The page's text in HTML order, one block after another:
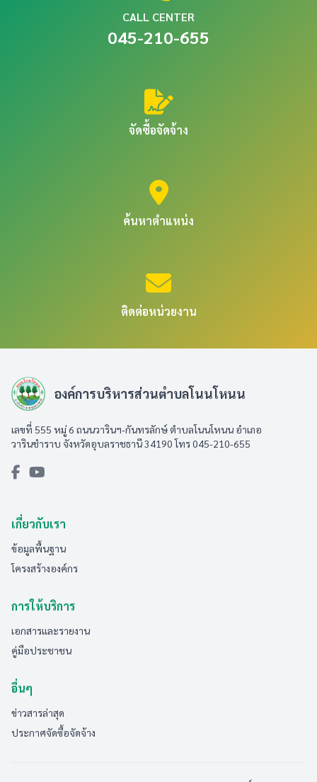
CALL CENTER
045-210-655
จัดซื้อจัดจ้าง
ค้นหาตำแหน่ง
ติดต่อหน่วยงาน
องค์การบริหารส่วนตำบลโนนโหนน
เลขที่ 555 หมู่ 6 ถนนวารินฯ-กันทรลักษ์ ตำบลโนนโหนน อำเภอ
วารินชำราบ จังหวัดอุบลราชธานี 34190 โทร 045-210-655
เกี่ยวกับเรา
ข้อมูลพื้นฐาน
โครงสร้างองค์กร
การให้บริการ
เอกสารและรายงาน
คู่มือประชาชน
อื่นๆ
ข่าวสารล่าสุด
ประกาศจัดซื้อจัดจ้าง